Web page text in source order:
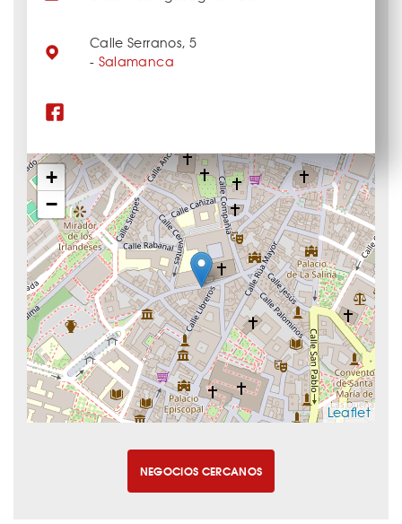
+
−
Leaflet
Calle Serranos, 5
- Salamanca
NEGOCIOS CERCANOS